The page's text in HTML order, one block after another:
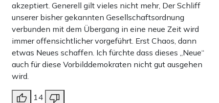
akzeptiert. Generell gilt vieles nicht mehr, Der Schliff
unserer bisher gekannten Gesellschaftsordnung
verbunden mit dem Übergang in eine neue Zeit wird
immer offensichtlicher vorgeführt. Erst Chaos, dann
etwas Neues schaffen. Ich fürchte dass dieses „Neue“
auch für diese Vorbilddemokraten nicht gut ausgehen
wird.
14